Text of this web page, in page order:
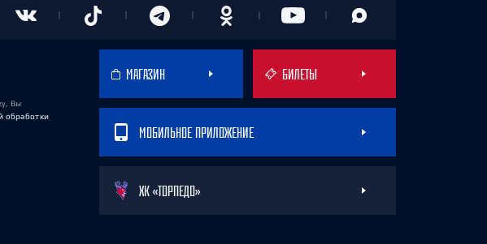
Вы
обработки
МАГАЗИН БИЛЕТЫ
МОБИЛЬНОЕ ПРИЛОЖЕНИЕ
ХК «ТОРПЕДО»